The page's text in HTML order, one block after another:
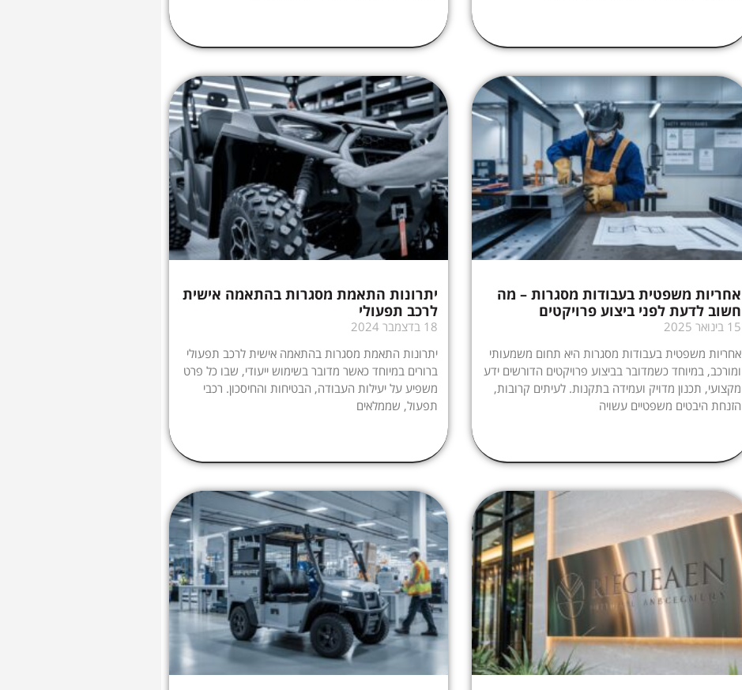
אחריות משפטית בעבודות מסגרות – מה
חשוב לדעת לפני ביצוע פרויקטים
15 בינואר 2025
אחריות משפטית בעבודות מסגרות היא תחום משמעותי
ומורכב, במיוחד כשמדובר בביצוע פרויקטים הדורשים ידע
מקצועי, תכנון מדויק ועמידה בתקנות. לעיתים קרובות,
הזנחת היבטים משפטיים עשויה
יתרונות התאמת מסגרות בהתאמה אישית
לרכב תפעולי
18 בדצמבר 2024
יתרונות התאמת מסגרות בהתאמה אישית לרכב תפעולי
ברורים במיוחד כאשר מדובר בשימוש ייעודי, שבו כל פרט
משפיע על יעילות העבודה, הבטיחות והחיסכון. רכבי
תפעול, שממלאים